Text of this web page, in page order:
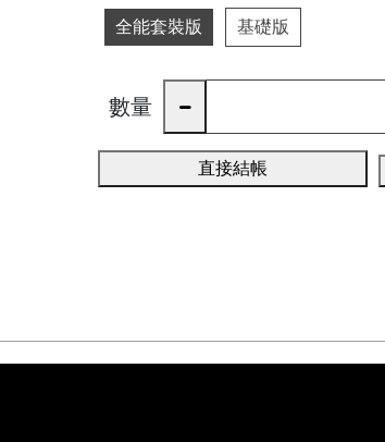
全能套裝版 基礎版
數量
直接結帳